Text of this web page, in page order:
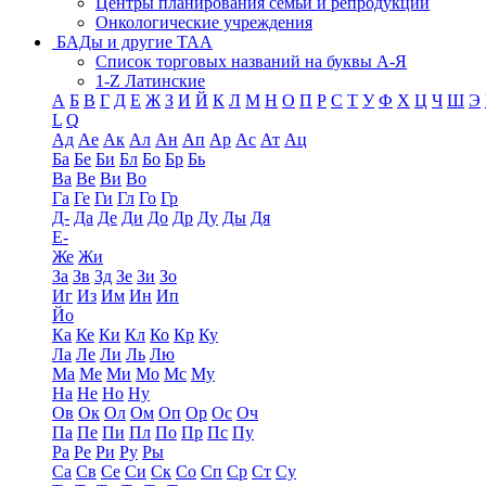
Онкологические учреждения
БАДы и другие ТАА
Список торговых названий на буквы А-Я
1-Z Латинские
А Б В Г Д Е Ж З И Й К Л М Н О П Р С Т У Ф Х Ц Ч Ш Э
L Q
Ад Ае Ак Ал Ан Ап Ар Ас Ат Ац
Ба Бе Би Бл Бо Бр Бь
Ва Ве Ви Во
Га Ге Ги Гл Го Гр
Д- Да Де Ди До Др Ду Ды Дя
Е-
Же Жи
За Зв Зд Зе Зи Зо
Иг Из Им Ин Ип
Йо
Ка Ке Ки Кл Ко Кр Ку
Ла Ле Ли Ль Лю
Ма Ме Ми Мо Мс Му
На Не Но Ну
Ов Ок Ол Ом Оп Ор Ос Оч
Па Пе Пи Пл По Пр Пс Пу
Ра Ре Ри Ру Ры
Са Св Се Си Ск Со Сп Ср Ст Су